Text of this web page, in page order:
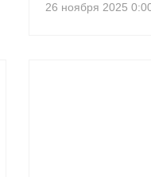
26 ноября 2025